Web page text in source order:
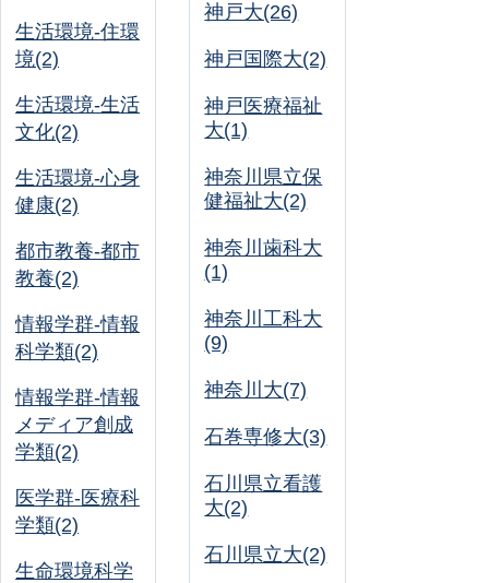
生活環境-住環
境(2)
生活環境-生活
文化(2)
生活環境-心身
健康(2)
都市教養-都市
教養(2)
情報学群-情報
科学類(2)
情報学群-情報
メディア創成
学類(2)
医学群-医療科
学類(2)
生命環境科学
神戸大(26)
神戸国際大(2)
神戸医療福祉
大(1)
神奈川県立保
健福祉大(2)
神奈川歯科大
(1)
神奈川工科大
(9)
神奈川大(7)
石巻専修大(3)
石川県立看護
大(2)
石川県立大(2)